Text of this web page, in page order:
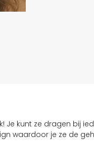
Je kunt ze dragen bij
waardoor je ze de